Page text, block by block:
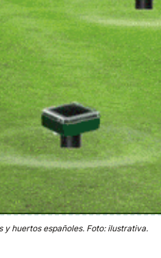
huertos españoles. Foto: ilustrativa.